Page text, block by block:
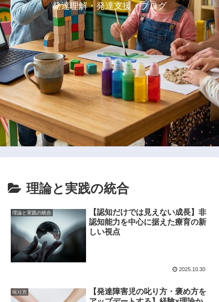
発達理解・発達支援・ブログ
理論と実践の統合
理論と実践の統合
【認知だけでは見えない成長】非
認知能力を中心に据えた療育の新
しい視点
2025.10.30
叱り方
【発達障害児の叱り方・褒め方を